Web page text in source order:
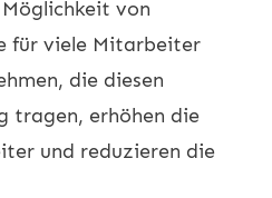
von
für viele Mitarbeiter
die diesen
tragen, erhöhen die
und reduzieren die